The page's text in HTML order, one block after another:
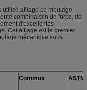
utilisé alliage de moulage
combinaison de force, de
d'excellentes
Cet alliage est le premier
mécanique sous
Commun ASTM